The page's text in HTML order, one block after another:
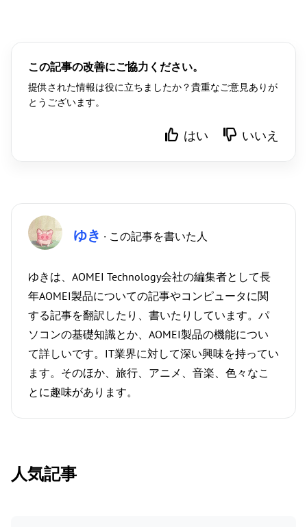
この記事の改善にご協力ください。
提供された情報は役に立ちましたか？貴重なご意見ありが
とうございます。
はい いいえ
ゆき · この記事を書いた人
ゆきは、AOMEI Technology会社の編集者として長
年AOMEI製品についての記事やコンピュータに関
する記事を翻訳したり、書いたりしています。パ
ソコンの基礎知識とか、AOMEI製品の機能につい
て詳しいです。IT業界に対して深い興味を持ってい
ます。そのほか、旅行、アニメ、音楽、色々なこ
とに趣味があります。
人気記事